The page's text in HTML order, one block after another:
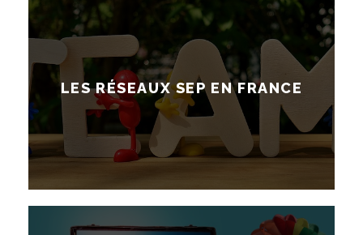
LES RÉSEAUX SEP EN FRANCE